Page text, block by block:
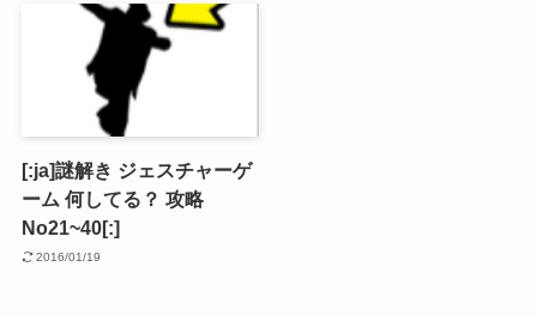
[:ja]謎解き ジェスチャーゲ
ーム 何してる？ 攻略
No21~40[:]
2016/01/19